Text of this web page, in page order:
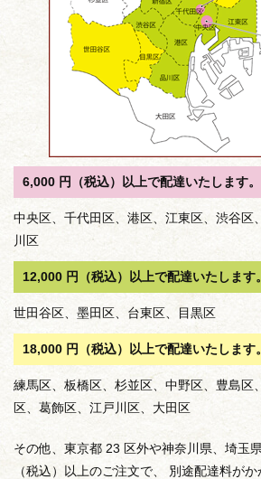
6,000 円（税込）以上で配達いたします。
中央区、千代田区、港区、江東区、渋谷区
川区
12,000 円（税込）以上で配達いたします。
世田谷区、墨田区、台東区、目黒区
18,000 円（税込）以上で配達いたします。
練馬区、板橋区、杉並区、中野区、豊島区
区、葛飾区、江戸川区、大田区
その他、東京都 23 区外や神奈川県、埼玉
（税込）以上のご注文で、 別途配達料がか